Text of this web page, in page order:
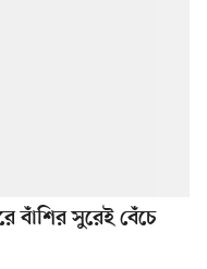
বাঁশির সুরেই বেঁচে